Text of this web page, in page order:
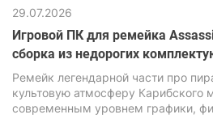
29.07.2026
Игровой ПК для ремейка
сборка из недорогих
Ремейк легендарной части про
культовую атмосферу Карибского
современным уровнем графики,